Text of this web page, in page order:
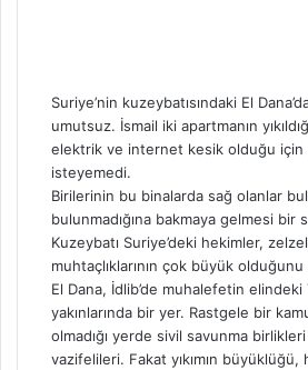
Suriye’nin kuzeybatısındaki El
umutsuz. İsmail iki apartmanın
elektrik ve internet kesik olduğu için
isteyemedi.
Birilerinin bu binalarda sağ olanlar
bulunmadığına bakmaya gelmesi bir
Kuzeybatı Suriye’deki hekimler,
muhtaçlıklarının çok büyük
El Dana, İdlib’de muhalefetin
yakınlarında bir yer. Rastgele bir
olmadığı yerde sivil savunma
vazifelileri. Fakat yıkımın büyüklüğü,